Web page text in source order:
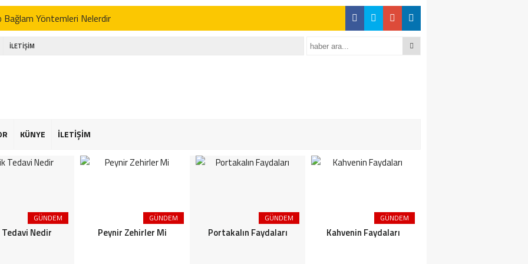
Bağlam Yöntemleri Nelerdir
Nedir
Zehirler Mi
Faydaları
Faydaları
Şekeriniz Olabilir! İnteraktif Öğren
Akgün Kimdir
İLETİŞİM
KÜNYE İLETİŞİM
GÜNDEM
Nedir
GÜNDEM
Peynir Zehirler Mi
GÜNDEM
Portakalın Faydaları
GÜNDEM
Kahvenin Faydaları